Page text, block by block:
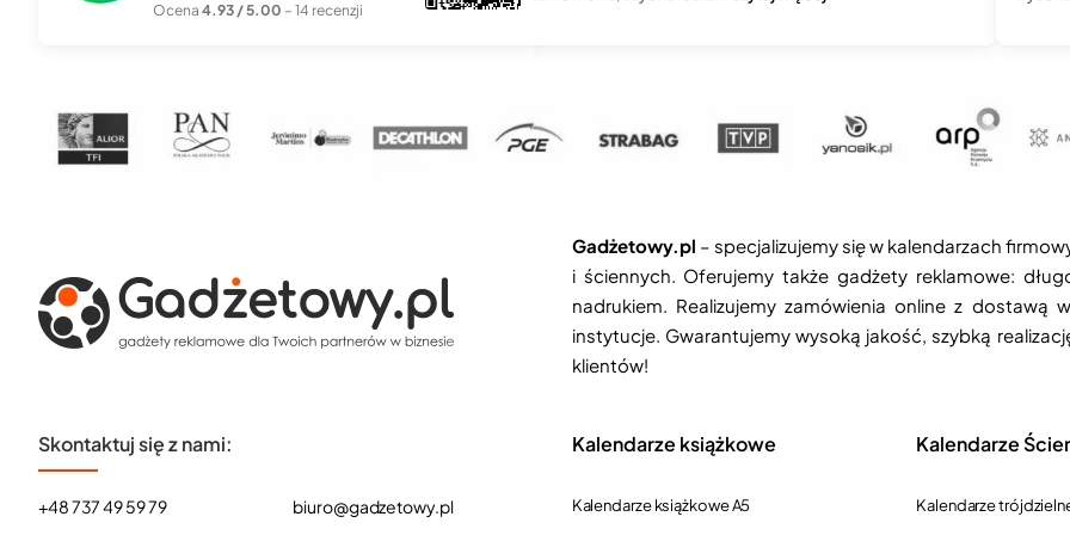
Ocena 4.93 / 5.00 – 14 recenzji
Gadżetowy.pl – specjalizujemy się w kalendarzach
i ściennych. Oferujemy także gadżety reklamowe:
nadrukiem. Realizujemy zamówienia online z dostawą
instytucje. Gwarantujemy wysoką jakość, szybką
klientów!
Skontaktuj się z nami:
+48 737 49 59 79 biuro@gadzetowy.pl
Kalendarze książkowe
Kalendarze książkowe A5
Kalendarze
Kalendarze